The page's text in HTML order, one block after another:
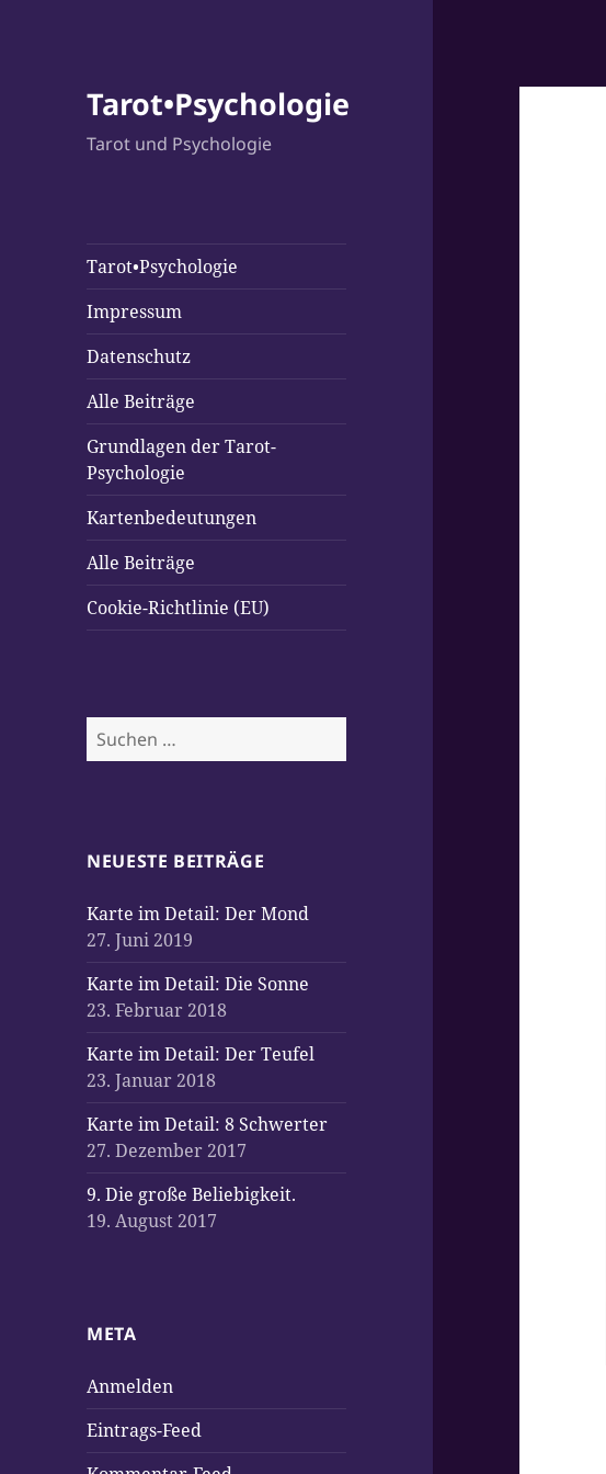
Tarot•Psychologie
Tarot und Psychologie
Tarot•Psychologie
Impressum
Datenschutz
Alle Beiträge
Grundlagen der Tarot-
Psychologie
Kartenbedeutungen
Alle Beiträge
Cookie-Richtlinie (EU)
Suchen
nach:
NEUESTE BEITRÄGE
Karte im Detail: Der Mond
27. Juni 2019
Karte im Detail: Die Sonne
23. Februar 2018
Karte im Detail: Der Teufel
23. Januar 2018
Karte im Detail: 8 Schwerter
27. Dezember 2017
9. Die große Beliebigkeit.
19. August 2017
META
Anmelden
Eintrags-Feed